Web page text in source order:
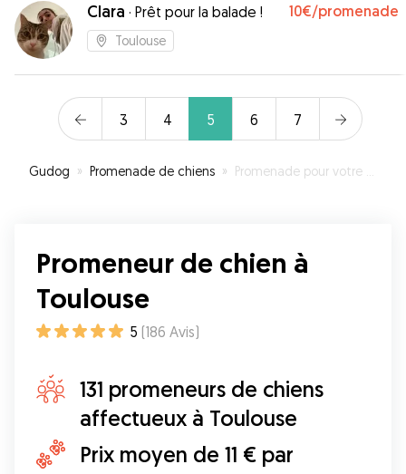
Clara · Prêt pour la balade ! 10€/promenade
Toulouse
3 4 5 6 7
Gudog » Promenade de chiens » Promenade pour votre chien à Toulouse
Promeneur de chien à
Toulouse
5 (186 Avis)
131 promeneurs de chiens
affectueux à Toulouse
Prix moyen de 11 € par